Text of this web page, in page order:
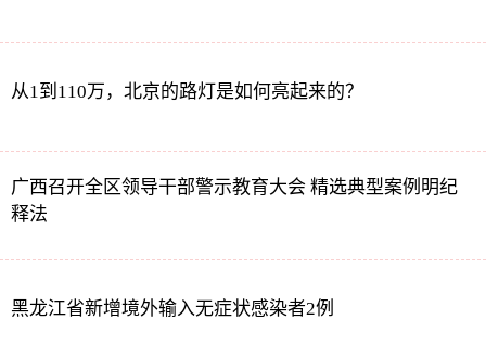
从1到110万，北京的路灯是如何亮起来的？
广西召开全区领导干部警示教育大会 精选典型案例明纪
释法
黑龙江省新增境外输入无症状感染者2例